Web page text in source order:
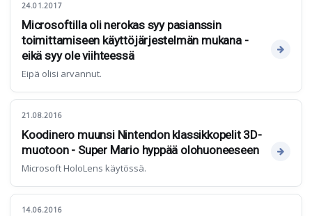
24.01.2017
Microsoftilla oli nerokas syy pasianssin
toimittamiseen käyttöjärjestelmän mukana -
eikä syy ole viihteessä
Eipä olisi arvannut.
21.08.2016
Koodinero muunsi Nintendon klassikkopelit 3D-
muotoon - Super Mario hyppää olohuoneeseen
Microsoft HoloLens käytössä.
14.06.2016